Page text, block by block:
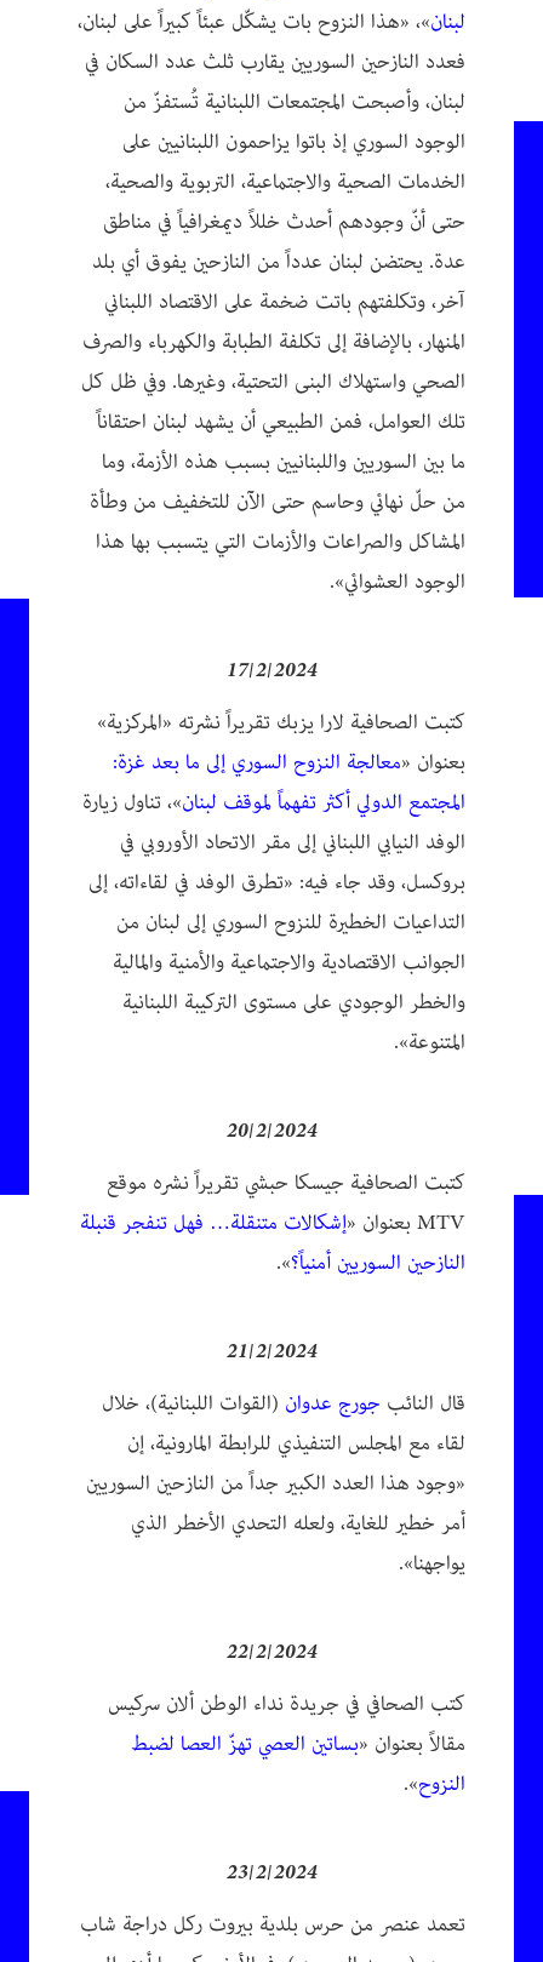
لبنان»، «هذا النزوح بات يشكّل عبئاً كبيراً على لبنان،
فعدد النازحين السوريين يقارب ثلث عدد السكان في
لبنان، وأصبحت المجتمعات اللبنانية تُستفزّ من
الوجود السوري إذ باتوا يزاحمون اللبنانيين على
الخدمات الصحية والاجتماعية، التربوية والصحية،
حتى أنّ وجودهم أحدث خللاً ديمغرافياً في مناطق
عدة. يحتضن لبنان عدداً من النازحين يفوق أي بلد
آخر، وتكلفتهم باتت ضخمة على الاقتصاد اللبناني
المنهار، بالإضافة إلى تكلفة الطبابة والكهرباء والصرف
الصحي واستهلاك البنى التحتية، وغيرها. وفي ظل كل
تلك العوامل، فمن الطبيعي أن يشهد لبنان احتقاناً
ما بين السوريين واللبنانيين بسبب هذه الأزمة، وما
من حلّ نهائي وحاسم حتى الآن للتخفيف من وطأة
المشاكل والصراعات والأزمات التي يتسبب بها هذا
الوجود العشوائي».
17/2/2024
كتبت الصحافية لارا يزبك تقريراً نشرته «المركزية»
بعنوان «معالجة النزوح السوري إلى ما بعد غزة:
المجتمع الدولي أكثر تفهماً لموقف لبنان»، تناول زيارة
الوفد النيابي اللبناني إلى مقر الاتحاد الأوروبي في
بروكسل، وقد جاء فيه: «تطرق الوفد في لقاءاته، إلى
التداعيات الخطيرة للنزوح السوري إلى لبنان من
الجوانب الاقتصادية والاجتماعية والأمنية والمالية
والخطر الوجودي على مستوى التركيبة اللبنانية
المتنوعة».
20/2/2024
كتبت الصحافية جيسكا حبشي تقريراً نشره موقع
MTV بعنوان «
إشكالات متنقلة… فهل تنفجر قنبلة
النازحين السوريين أمنياً؟».
21/2/2024
قال النائب جورج عدوان (القوات اللبنانية)، خلال
لقاء مع المجلس التنفيذي للرابطة المارونية، إن
«وجود هذا العدد الكبير جداً من النازحين السوريين
أمر خطير للغاية، ولعله التحدي الأخطر الذي
يواجهنا».
22/2/2024
كتب الصحافي في جريدة نداء الوطن ألان سركيس
مقالاً بعنوان «بساتين العصي تهزّ العصا لضبط
النزوح».
23/2/2024
تعمد عنصر من حرس بلدية بيروت ركل دراجة شاب